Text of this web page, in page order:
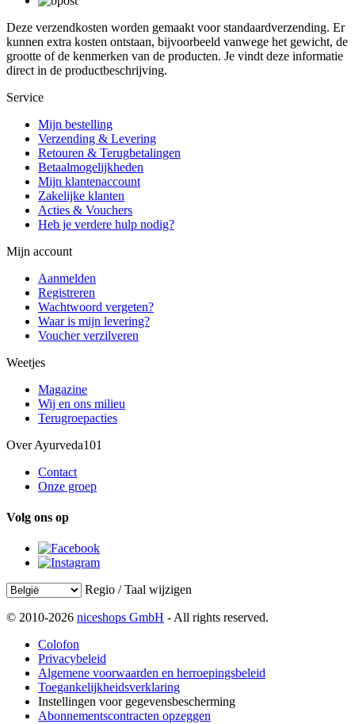
Deze verzendkosten worden gemaakt voor standaardverzending. Er
kunnen extra kosten ontstaan, bijvoorbeeld vanwege het gewicht, de
grootte of de kenmerken van de producten. Je vindt deze informatie
direct in de productbeschrijving.
Service
Mijn bestelling
Verzending & Levering
Retouren & Terugbetalingen
Betaalmogelijkheden
Mijn klantenaccount
Zakelijke klanten
Acties & Vouchers
Heb je verdere hulp nodig?
Mijn account
Aanmelden
Registreren
Wachtwoord vergeten?
Waar is mijn levering?
Voucher verzilveren
Weetjes
Magazine
Wij en ons milieu
Terugroepacties
Over Ayurveda101
Contact
Onze groep
Volg ons op
Regio / Taal wijzigen
© 2010-2026 niceshops GmbH - All rights reserved.
Colofon
Privacybeleid
Algemene voorwaarden en herroepingsbeleid
Toegankelijkheidsverklaring
Instellingen voor gegevensbescherming
Abonnementscontracten opzeggen